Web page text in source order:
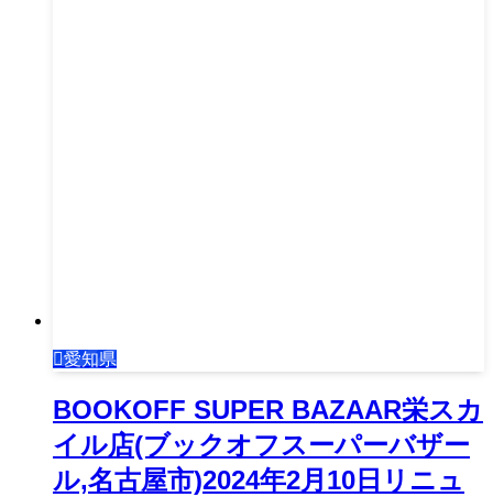
愛知県
BOOKOFF SUPER BAZAAR栄スカ
イル店(ブックオフスーパーバザー
ル,名古屋市)2024年2月10日リニュ